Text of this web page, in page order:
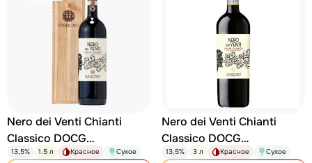
Nero dei Venti Chianti
Classico DOCG
VALVIRGINIO
13,5% 1.5 л Красное Сухое
Nero dei Venti Chianti
Classico DOCG
VALVIRGINIO
13,5% 3 л Красное Сухое